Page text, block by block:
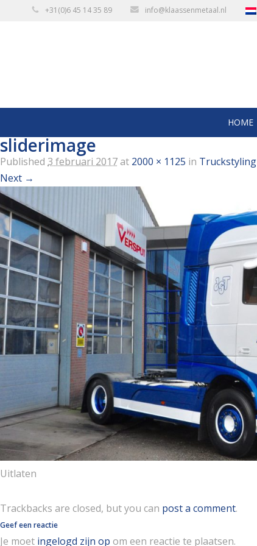
+31(0)6 45 14 35 89 info@klaassenmetaal.nl
HOME
sliderimage
Published 3 februari 2017at 2000 × 1125 in Truckstyling
Next →
Uitlaten
Trackbacks are closed, but you can post a comment.
Geef een reactie
Je moet ingelogd zijn op om een reactie te plaatsen.